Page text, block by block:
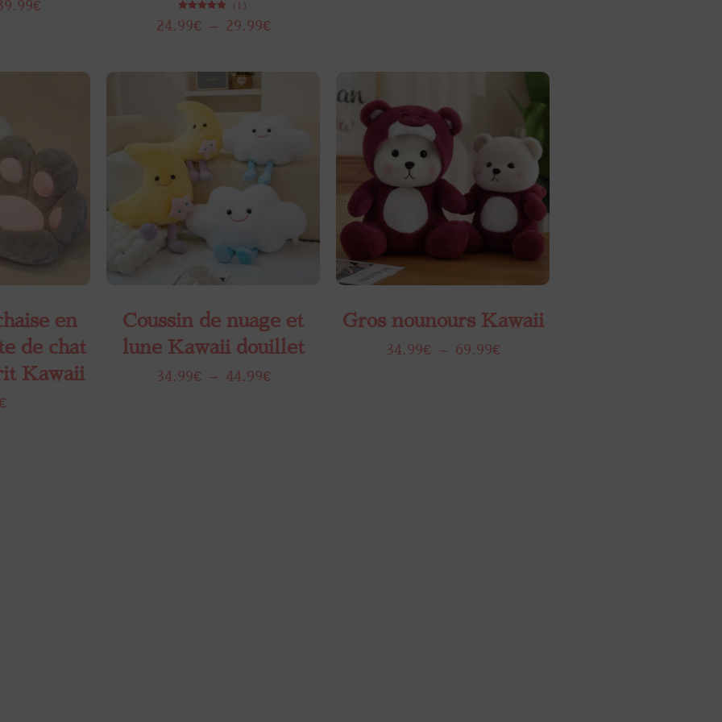
€
5.00
(1)
24.99€ – 29.99€
en
de chat
Kawaii
Coussin de nuage et
lune Kawaii douillet
34.99€ – 44.99€
Gros nounours Kawaii
34.99€ – 69.99€